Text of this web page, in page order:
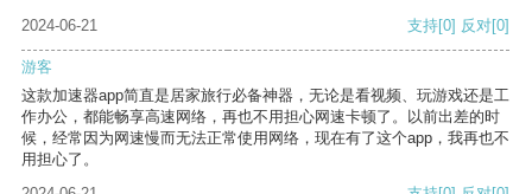
2024-06-21
支持[0] 反对[0]
游客
这款加速器app简直是居家旅行必备神器，无论是看视频、玩游戏还是工
作办公，都能畅享高速网络，再也不用担心网速卡顿了。以前出差的时
候，经常因为网速慢而无法正常使用网络，现在有了这个app，我再也不
用担心了。